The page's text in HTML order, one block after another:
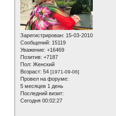
Зарегистрирован: 15-03-2010
Сообщений: 15119
Уважение: +16469
Позитив: +7187
Пол: Женский
Возраст: 54 [1971-09-06]
Провел на форуме:
5 месяцев 1 день
Последний визит:
Сегодня 00:02:27